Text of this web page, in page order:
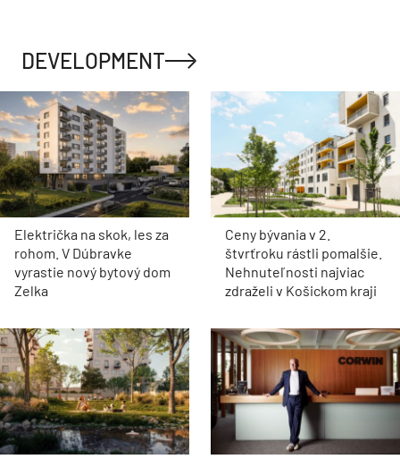
DEVELOPMENT
Električka na skok, les za
rohom. V Dúbravke
vyrastie nový bytový dom
Zelka
Ceny bývania v 2.
štvrťroku rástli pomalšie.
Nehnuteľnosti najviac
zdraželi v Košickom kraji